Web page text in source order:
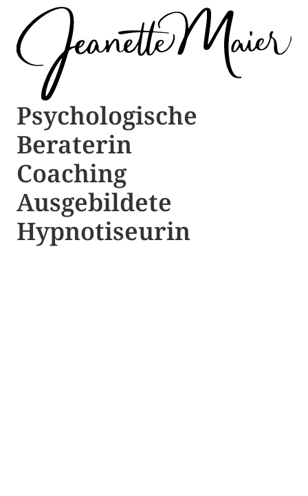
Psychologische ​​
Beraterin
Coaching
Ausgebildete​ ​
Hypnotiseurin